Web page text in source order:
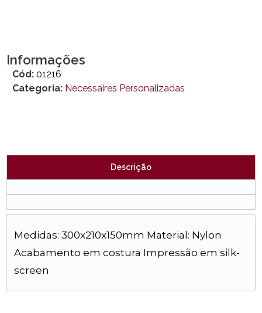
Informações
Cód: 01216
Categoria: Necessaires Personalizadas
Descrição
Medidas: 300x210x150mm Material: Nylon
Acabamento em costura Impressão em silk-
screen